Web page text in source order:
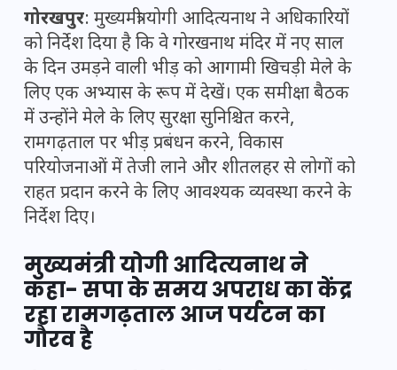
गोरखपुर: मुख्यमंत्री योगी आदित्यनाथ ने अधिकारियों
को निर्देश दिया है कि वे गोरखनाथ मंदिर में नए साल
के दिन उमड़ने वाली भीड़ को आगामी खिचड़ी मेले के
लिए एक अभ्यास के रूप में देखें। एक समीक्षा बैठक
में उन्होंने मेले के लिए सुरक्षा सुनिश्चित करने,
रामगढ़ताल पर भीड़ प्रबंधन करने, विकास
परियोजनाओं में तेजी लाने और शीतलहर से लोगों को
राहत प्रदान करने के लिए आवश्यक व्यवस्था करने के
निर्देश दिए।
मुख्यमंत्री योगी आदित्यनाथ ने
कहा- सपा के समय अपराध का केंद्र
रहा रामगढ़ताल आज पर्यटन का
गौरव है